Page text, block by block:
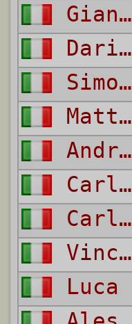
Gianluca
Dario
Simone
Mattia
Andrea
Carlo
Carlo
Vincenzo
Luca